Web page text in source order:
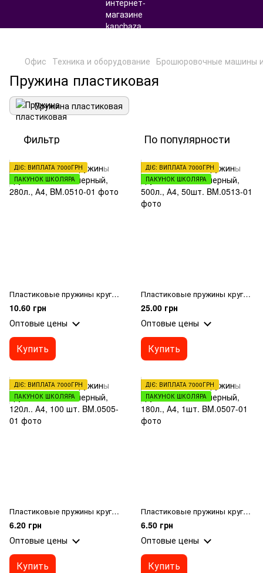
Офис Техника и оборудование Брошюровочные машины
Пружина пластиковая
Пружина пластиковая
Фильтр По популярности
ДІЄ: ВИПЛАТА 7000ГРН
ПАКУНОК ШКОЛЯРА
Пластиковые пружины круглые d 32мм, черный, 280л., А4,
10.60 грн
Оптовые цены
Купить
ДІЄ: ВИПЛАТА 7000ГРН
ПАКУНОК ШКОЛЯРА
Пластиковые пружины круглые d 51мм, черный, 500л., А4, 50шт.
25.00 грн
Оптовые цены
Купить
ДІЄ: ВИПЛАТА 7000ГРН
ПАКУНОК ШКОЛЯРА
Пластиковые пружины круглые d 16мм, черный, 120л.. А4, 100 шт.
6.20 грн
Оптовые цены
Купить
ДІЄ: ВИПЛАТА 7000ГРН
ПАКУНОК ШКОЛЯРА
Пластиковые пружины круглые d 22мм, черный, 180л., А4, 1шт.
6.50 грн
Оптовые цены
Купить